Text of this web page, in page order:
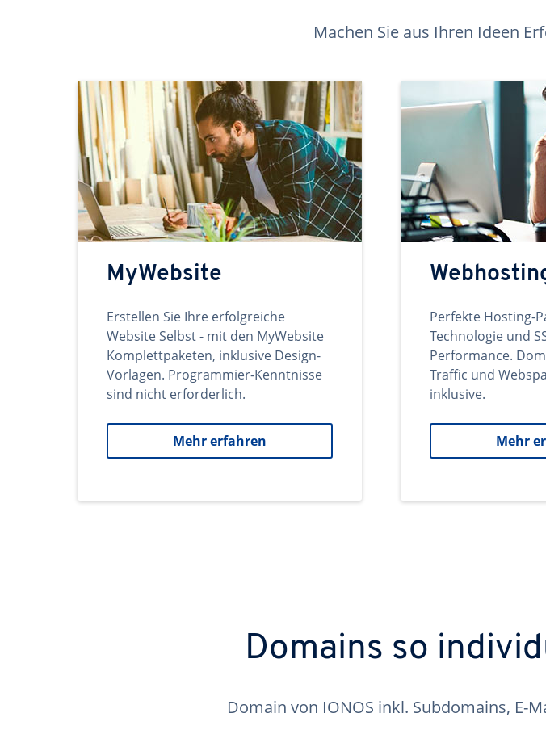
Machen Sie aus Ihren Ideen
MyWebsite
Erstellen Sie Ihre erfolgreiche
Website Selbst - mit den MyWebsite
Komplettpaketen, inklusive Design-
Vorlagen. Programmier-Kenntnisse
sind nicht erforderlich.
Mehr erfahren
Perfekte Hosting-
Technologie und
Performance.
Traffic und
inklusive.
Mehr
Domains so
Domain von IONOS inkl. Subdomains, E-